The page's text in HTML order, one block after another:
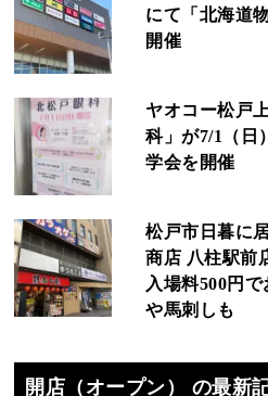
にて「北海道
開催
ヤオコー松戸
科」が7/1（日
学会を開催
松戸市日暮に
商店 八柱駅前
入場料500円
や馬刺しも
開店（オープン） の最新